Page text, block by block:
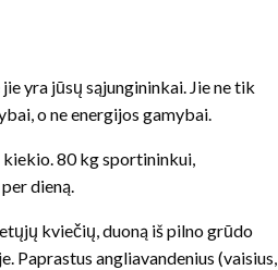
yra jūsų sąjungininkai. Jie ne tik
o ne energijos gamybai.
80 kg sportininkui,
dieną.
kviečių, duoną iš pilno grūdo
Paprastus angliavandenius (vaisius,